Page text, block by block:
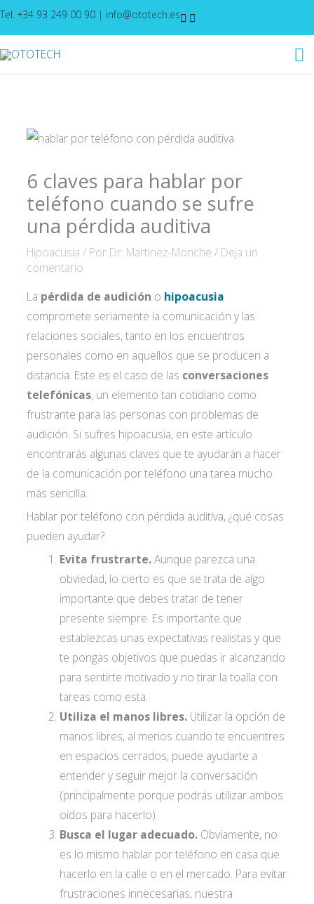
Ir
contenido
Tel. +34 93 249 00 90 | info@ototech.es
6 claves para hablar por
teléfono cuando se sufre
una pérdida auditiva
Hipoacusia / Por Dr. Martinez-Monche/ Deja un
comentario
La pérdida de audición o hipoacusia
compromete seriamente la comunicación y las
relaciones sociales, tanto en los encuentros
personales como en aquellos que se producen a
distancia. Este es el caso de las conversaciones
telefónicas, un elemento tan cotidiano como
frustrante para las personas con problemas de
audición. Si sufres hipoacusia, en este artículo
encontrarás algunas claves que te ayudarán a hacer
de la comunicación por teléfono una tarea mucho
más sencilla.
Hablar por teléfono con pérdida auditiva, ¿qué cosas
pueden ayudar?
Evita frustrarte.Aunque parezca una
obviedad, lo cierto es que se trata de algo
importante que debes tratar de tener
presente siempre. Es importante que
establezcas unas expectativas realistas y que
te pongas objetivos que puedas ir alcanzando
para sentirte motivado y no tirar la toalla con
tareas como esta.
Utiliza el manos libres. Utilizar la opción de
manos libres, al menos cuando te encuentres
en espacios cerrados, puede ayudarte a
entender y seguir mejor la conversación
(principalmente porque podrás utilizar ambos
oídos para hacerlo).
Busca el lugar adecuado. Obviamente, no
es lo mismo hablar por teléfono en casa que
hacerlo en la calle o en el mercado. Para evitar
frustraciones innecesarias, nuestra